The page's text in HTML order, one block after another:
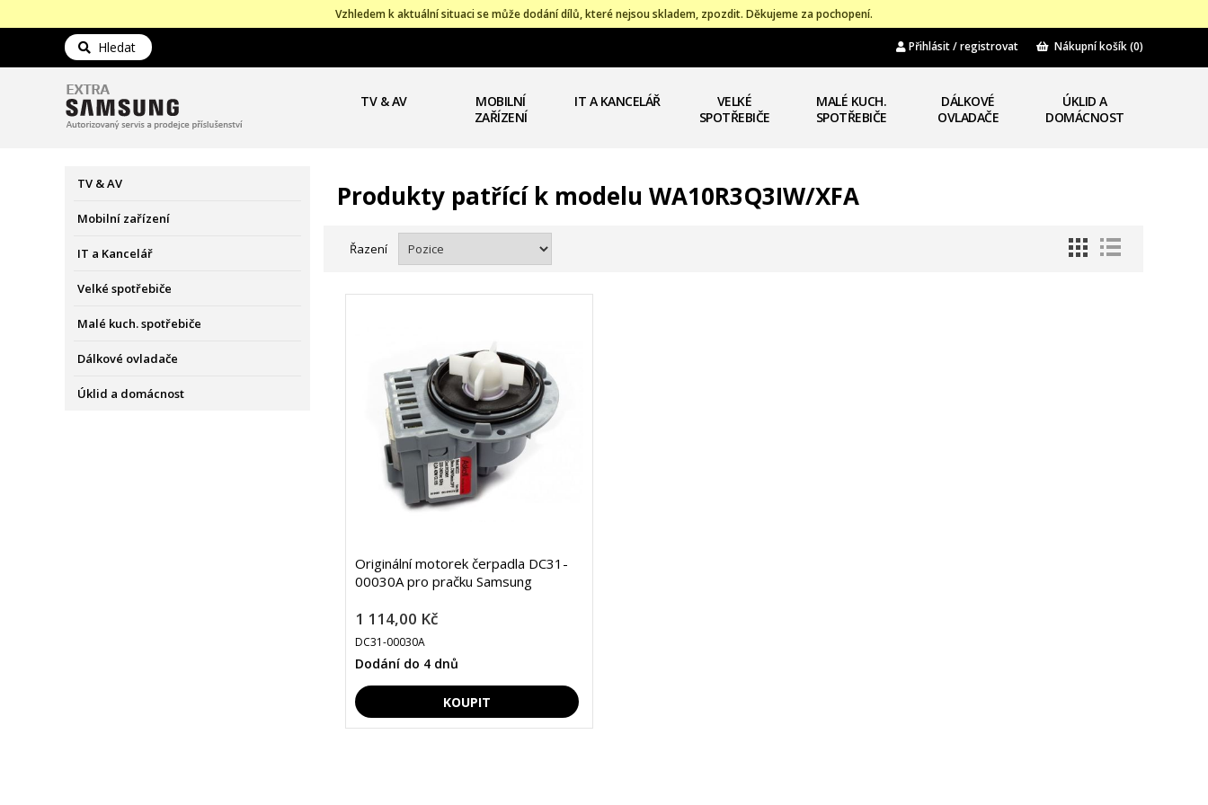
Vzhledem k aktuální situaci se může dodání dílů, které nejsou skladem, zpozdit. Děkujeme za pochopení.
Hledat Přihlásit / registrovat Nákupní košík(0)
TV & AV
MOBILNÍ
ZAŘÍZENÍ
IT A KANCELÁŘ
VELKÉ
SPOTŘEBIČE
MALÉ KUCH.
SPOTŘEBIČE
DÁLKOVÉ
OVLADAČE
ÚKLID A
DOMÁCNOST
TV & AV
Mobilní zařízení
IT a Kancelář
Velké spotřebiče
Malé kuch. spotřebiče
Dálkové ovladače
Úklid a domácnost
Produkty patřící k modelu WA10R3Q3IW/XFA
Řazení
Originální motorek čerpadla DC31-
00030A pro pračku Samsung
1 114,00 Kč
DC31-00030A
Dodání do 4 dnů